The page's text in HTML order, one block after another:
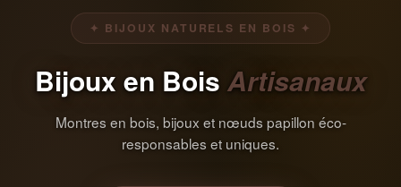
✦ BIJOUX NATURELS EN BOIS ✦
Bijoux en Bois Artisanaux
Montres en bois, bijoux et nœuds papillon éco-
responsables et uniques.